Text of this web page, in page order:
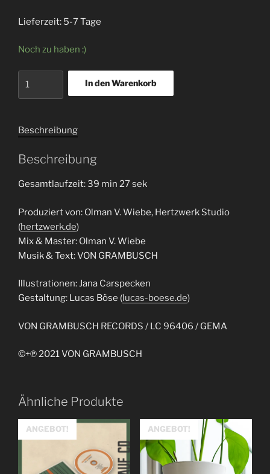
Lieferzeit: 5-7 Tage
Noch zu haben :)
Kragen"
Menge
In den Warenkorb
Beschreibung
Beschreibung
Gesamtlaufzeit: 39 min 27 sek
Produziert von: Olman V. Wiebe, Hertzwerk Studio
(hertzwerk.de)
Mix & Master: Olman V. Wiebe
Musik & Text: VON GRAMBUSCH
Illustrationen: Jana Carspecken
Gestaltung: Lucas Böse (lucas-boese.de)
VON GRAMBUSCH RECORDS / LC 96406 / GEMA
©+℗ 2021 VON GRAMBUSCH
Ähnliche Produkte
ANGEBOT! ANGEBOT!